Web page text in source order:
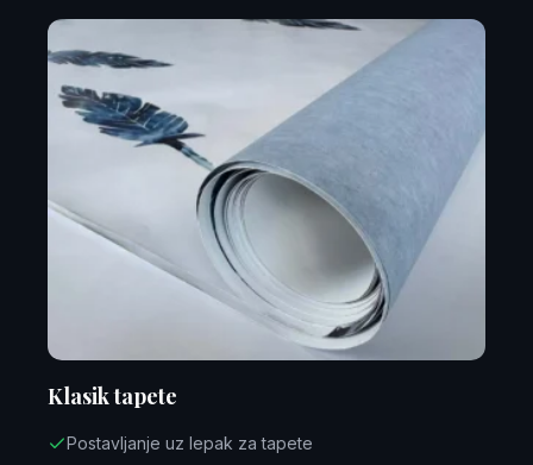
Klasik tapete
Postavljanje uz lepak za tapete